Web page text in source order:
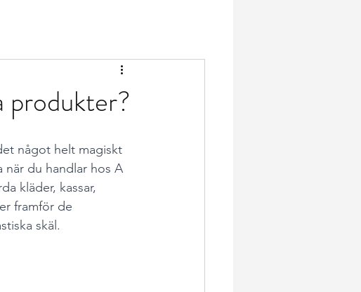
produkter?
något helt magiskt
du handlar hos A
kläder, kassar,
framför de
skäl.